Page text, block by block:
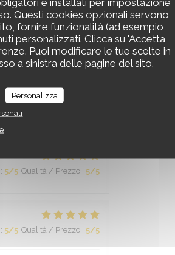
Questi cookies opzionali servono
fornire funzionalità (ad esempio,
personalizzati. Clicca su 'Accetta
Puoi modificare le tue scelte in
a sinistra delle pagine del sito.
Personalizza
5/5 Qualità / Prezzo: 5/5
en salle et en
: 5/5 Qualità / Prezzo: 5/5
: 5/5 Qualità / Prezzo: 5/5